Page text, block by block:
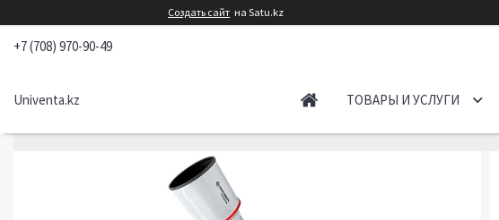
Создать сайт на Satu.kz
+7 (708) 970-90-49
Univenta.kz ТОВАРЫ И УСЛУГИ